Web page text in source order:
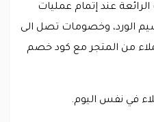
عند إتمام عمليات
الورد، وخصومات تصل الى
من المتجر مع كود خصم
في نفس اليوم.